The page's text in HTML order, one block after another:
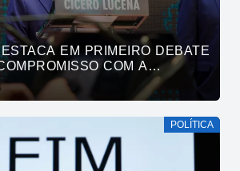
EM PRIMEIRO DEBATE
COM A
DO ESTADO
POLÍTICA